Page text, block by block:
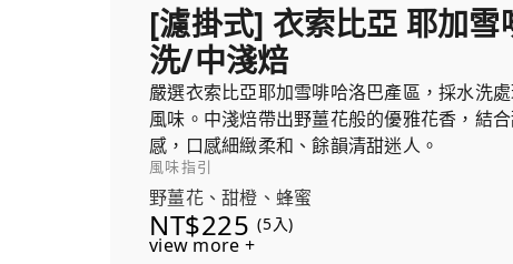
[濾掛式] 衣索比亞 耶加雪
洗/中淺焙
嚴選衣索比亞耶加雪啡哈洛巴產區，採水洗
風味。中淺焙帶出野薑花般的優雅花香，結
感，口感細緻柔和、餘韻清甜迷人。
風味指引
野薑花、甜橙、蜂蜜
NT$225 (5入)
view more +